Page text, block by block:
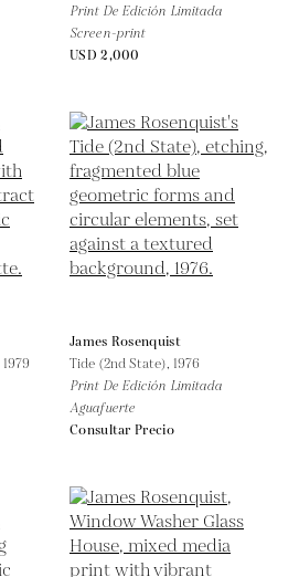
Print De Edición Limitada
Screen-print
USD 2,000
1979
James Rosenquist
Tide (2nd State), 1976
Print De Edición Limitada
Aguafuerte
Consultar Precio